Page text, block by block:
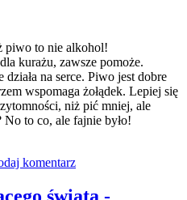
piwo to nie alkohol!
kurażu, zawsze pomoże.
na serce. Piwo jest dobre
wspomaga żołądek. Lepiej się
niż pić mniej, ale
to co, ale fajnie było!
komentarz